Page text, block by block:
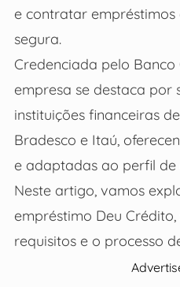
e contratar
segura.
Credenciada pelo
empresa se destaca por
instituições financeiras
Bradesco e Itaú,
e adaptadas ao perfil de
Neste artigo, vamos
empréstimo Deu
requisitos e o processo